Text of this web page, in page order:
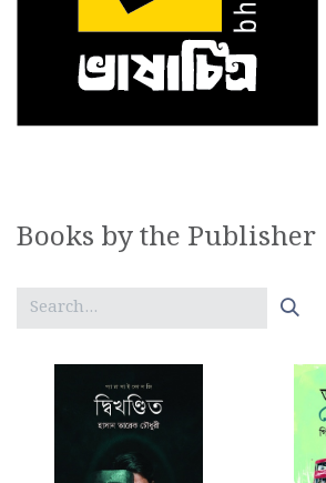
Books by the Publisher